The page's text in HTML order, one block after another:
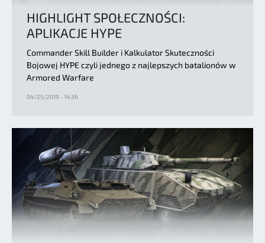
HIGHLIGHT SPOŁECZNOŚCI:
APLIKACJE HYPE
Commander Skill Builder i Kalkulator Skuteczności
Bojowej HYPE czyli jednego z najlepszych batalionów w
Armored Warfare
04/25/2019 - 14:36